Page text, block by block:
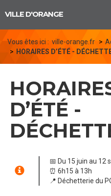
VILLE D'ORANGE
Vous êtes ici : ville-orange.fr
HORAIRES D’ÉTÉ -
D’ÉTÉ -
📅 Du 15 juin au 12
⏰ 6h15 à 13h
📍 Déchetterie du